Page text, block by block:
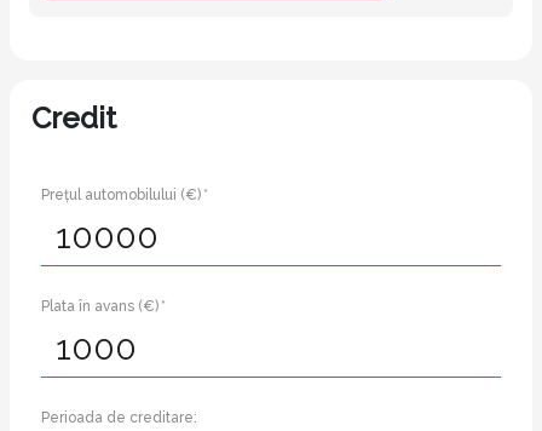
Credit
Prețul automobilului (€) *
Plata în avans (€) *
Perioada de creditare: